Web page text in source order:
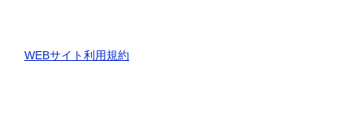
WEBサイト利用規約